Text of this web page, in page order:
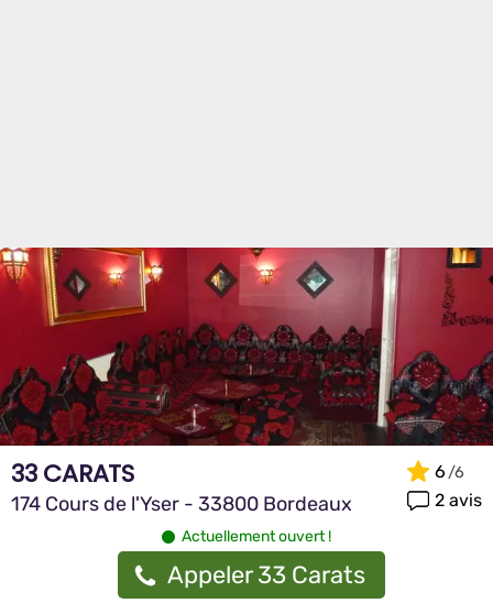
33 CARATS
174 Cours de l'Yser - 33800 Bordeaux
6
2 avis
Actuellement ouvert !
Appeler 33 Carats